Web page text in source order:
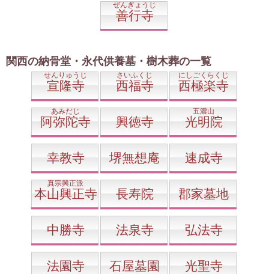
ぜんぎょうじ
善行寺
関西の納骨堂・永代供養墓・樹木葬の一覧
せんりゅうじ
宣隆寺
さいふくじ
西福寺
にしごくらくじ
西極楽寺
あみだじ
阿弥陀寺 興徳寺
五濃山
光明院
幸教寺 堺無想庵 速成寺
真宗興正派
本山興正寺 長寿院 郡家墓地
中勝寺 法泉寺 弘法寺
法園寺 石屋墓園 光聖寺